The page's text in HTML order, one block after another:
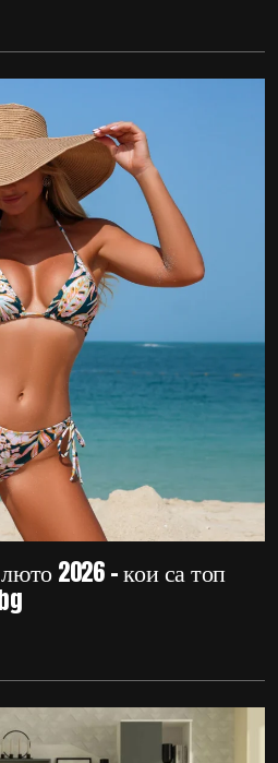
2026 – кои са топ